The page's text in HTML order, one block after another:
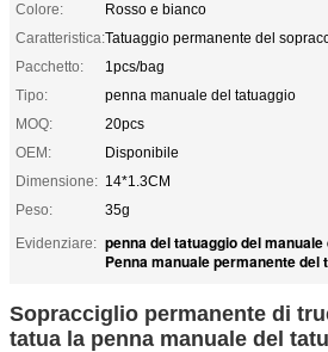
Colore:
Rosso e bianco
Caratteristica:Tatuaggio permanente del
Pacchetto:
1pcs/bag
Tipo:
penna manuale del tatuaggio
MOQ:
20pcs
OEM:
Disponibile
Dimensione: 14*1.3CM
Peso:
35g
Evidenziare: penna del tatuaggio del manuale
Penna manuale permanente del
Sopracciglio permanente di
tatua la penna manuale del